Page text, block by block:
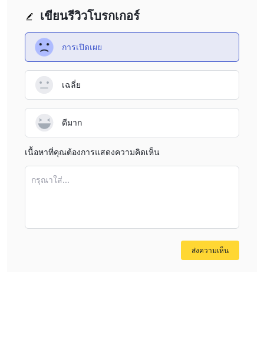
เขียนรีวิวโบรกเกอร์
การเปิดเผย
เฉลี่ย
ดีมาก
เนื้อหาที่คุณต้องการแสดงความคิดเห็น
กรุณาใส่...
ส่งความเห็น